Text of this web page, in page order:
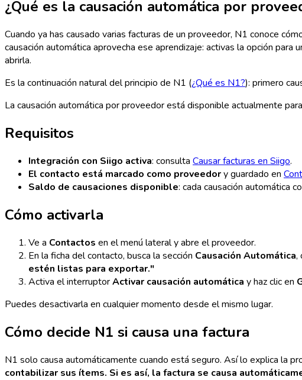
¿Qué es la causación automática por
Cuando ya has causado varias facturas de un proveedor, N1 conoce
causación automática aprovecha ese aprendizaje: activas la opción para
abrirla.
Es la continuación natural del principio de N1 (¿Qué es N1?): primero
La causación automática por proveedor está disponible actualmente
Requisitos
Integración con Siigo activa: consulta Causar facturas en Siigo.
El contacto está marcado como proveedory guardado en
Saldo de causaciones disponible: cada causación automática
Cómo activarla
Ve a Contactos en el menú lateral y abre el proveedor.
En la ficha del contacto, busca la sección Causación Automática,
estén listas para exportar."
Activa el interruptorActivar causación automática y haz clic en
Puedes desactivarla en cualquier momento desde el mismo lugar.
Cómo decide N1 si causa una factura
N1 solo causa automáticamente cuando está seguro. Así lo explica la
contabilizar sus ítems. Si es así, la factura se causa